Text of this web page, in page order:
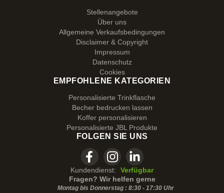
Stellenangebote
Über uns
Allgemeine Verkaufsbedingungen
Disclaimer & Copyright
Impressum
Datenschutz
Cookies
EMPFOHLENE KATEGORIEN
Personalisierte Trinkflasche
Becher bedrucken lassen
Koffer personalisieren
Personalisierte JBL Produkte
FOLGEN SIE UNS
Kundendienst:
Verfügbar
Fragen? Wir helfen gerne
Montag bis Donnerstag : 8:30 - 17:30 Uhr